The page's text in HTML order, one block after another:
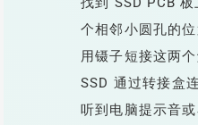
个相邻小圆孔的位
用镊子短接这两
SSD 通过转接盒
听到电脑提示音